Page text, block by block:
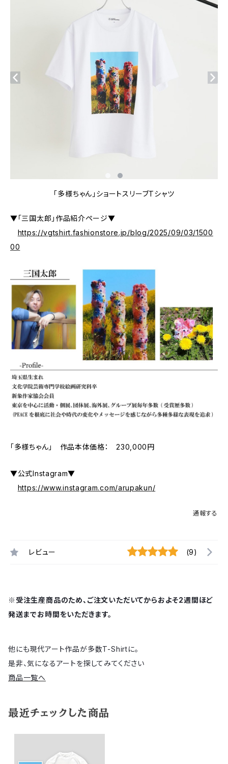
「多様ちゃん」ショートスリーブTシャツ
▼「三国太郎」作品紹介ページ▼
https://vgtshirt.fashionstore.jp/blog/2025/09/03/1500
00
「多様ちゃん」 作品本体価格： 230,000円
▼公式Instagram▼
https://www.instagram.com/arupakun/
通報する
レビュー (9)
※受注生産商品のため、ご注文いただいてからおよそ2週間ほど
発送までお時間をいただきます。
他にも現代アート作品が多数T-Shirtに。
是非、気になるアートを探してみてください
商品一覧へ
最近チェックした商品